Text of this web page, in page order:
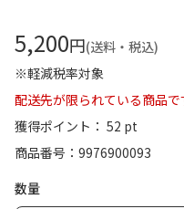
5,200円(送料・税込)
※軽減税率対象
配送先が限られている商品で
獲得ポイント： 52 pt
商品番号
9976900093
数量